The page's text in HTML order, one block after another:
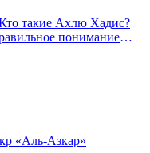
кейфа» (без образа)?
такие Ахлю Хадис?
понимание
«Аль-Азкар»